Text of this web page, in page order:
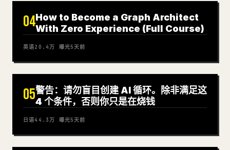
04How to Become a Graph Architect
With Zero Experience (Full Course)
英语20.4万 曝光5天前
05警告：请勿盲目创建 AI 循环。除非满足这
4 个条件，否则你只是在烧钱
日语44.3万 曝光5天前